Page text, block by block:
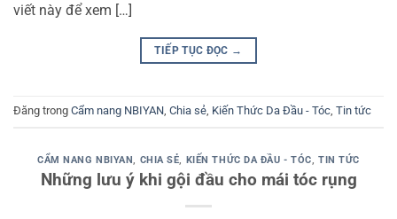
viết này để xem […]
TIẾP TỤC ĐỌC →
Đăng trong Cẩm nang NBIYAN Chia sẻ Kiến Thức Da Đầu - Tóc Tin tức
CẨM NANG NBIYAN CHIA SẺ KIẾN THỨC DA ĐẦU - TÓC ,TIN TỨC
Những lưu ý khi gội đầu cho mái tóc rụng